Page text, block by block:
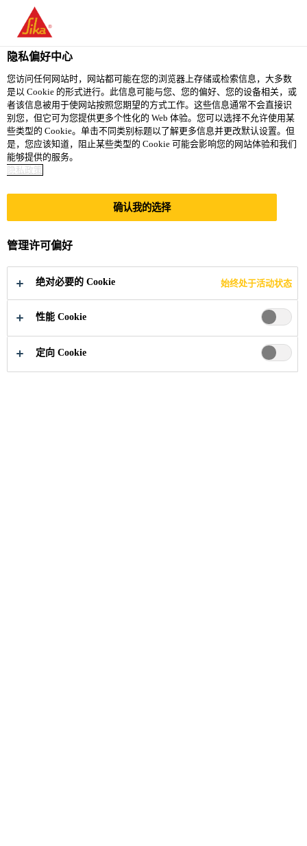
You are accessing "西卡（中国）有限公司", it seems you are
accessing it from "美国". We have a dedicated website for your
country.
TO
SIKA
USA
STAY ON THE 西卡（中
国）有限公司 WEBSITE
SELECT A
COUNTRY
西卡（中国）有限公司
赋能员工，营造
包容性职场
隐私偏好中心
您访问任何网站时，网站都可能在您的浏览器上存储或检索信息，大多数
是以 Cookie 的形式进行。此信息可能与您、您的偏好、您的设备相关，或
者该信息被用于使网站按照您期望的方式工作。这些信息通常不会直接识
别您，但它可为您提供更多个性化的 Web 体验。您可以选择不允许使用某
些类型的 Cookie。单击不同类别标题以了解更多信息并更改默认设置。但
是，您应该知道，阻止某些类型的 Cookie 可能会影响您的网站体验和我们
能够提供的服务。
隐私政策
确认我的选择
管理许可偏好
绝对必要的 Cookie 始终处于活动状态
性能 Cookie
定向 Cookie